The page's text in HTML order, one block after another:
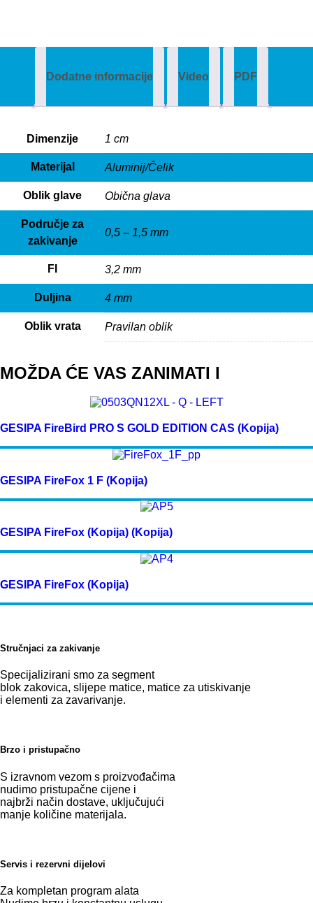
Dodatne informacije Video PDF
Dimenzije 1 cm
Materijal Aluminij/Čelik
Oblik glave Obična glava
Područje za
zakivanje
0,5 – 1,5 mm
FI 3,2 mm
Duljina 4 mm
Oblik vrata Pravilan oblik
MOŽDA ĆE VAS ZANIMATI I
GESIPA FireBird PRO S GOLD EDITION CAS (Kopija)
GESIPA FireFox 1 F (Kopija)
GESIPA FireFox (Kopija) (Kopija)
GESIPA FireFox (Kopija)
Stručnjaci za zakivanje
Specijalizirani smo za segment
blok zakovica, slijepe matice, matice za utiskivanje
i elementi za zavarivanje.
Brzo i pristupačno
S izravnom vezom s proizvođačima
nudimo pristupačne cijene i
najbrži način dostave, uključujući
manje količine materijala.
Servis i rezervni dijelovi
Za kompletan program alata